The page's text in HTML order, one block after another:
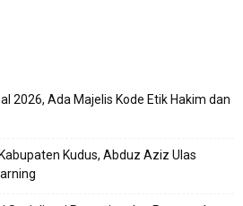
2026, Ada Majelis Kode Etik Hakim dan
Kudus, Abduz Aziz Ulas